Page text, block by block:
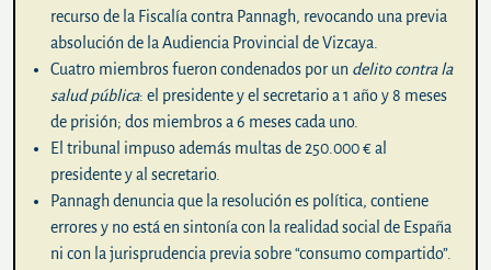
recurso de la Fiscalía contra Pannagh, revocando una previa
absolución de la Audiencia Provincial de Vizcaya.
Cuatro miembros fueron condenados por un delito contra la
salud pública: el presidente y el secretario a 1 año y 8 meses
de prisión; dos miembros a 6 mesescada uno.
El tribunal impuso además multas de 250.000 € al
presidente y al secretario.
Pannagh denuncia que la resolución es política, contiene
errores y no está en sintonía con la realidad social de España
ni con la jurisprudencia previa sobre “consumo compartido”.